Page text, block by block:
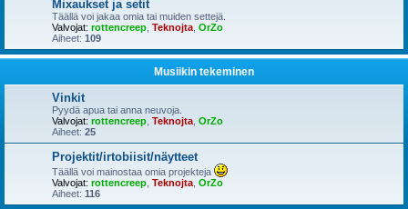
Mixaukset ja setit
Täällä voi jakaa omia tai muiden settejä.
Valvojat: rottencreep Teknojta OrZo
Aiheet: 109
Musiikin tekeminen
Vinkit
Pyydä apua tai anna neuvoja.
Valvojat: rottencreep Teknojta OrZo
Aiheet: 25
Projektit/irtobiisit/näytteet
Täällä voi mainostaa omia projekteja
Valvojat: rottencreep Teknojta OrZo
Aiheet: 116